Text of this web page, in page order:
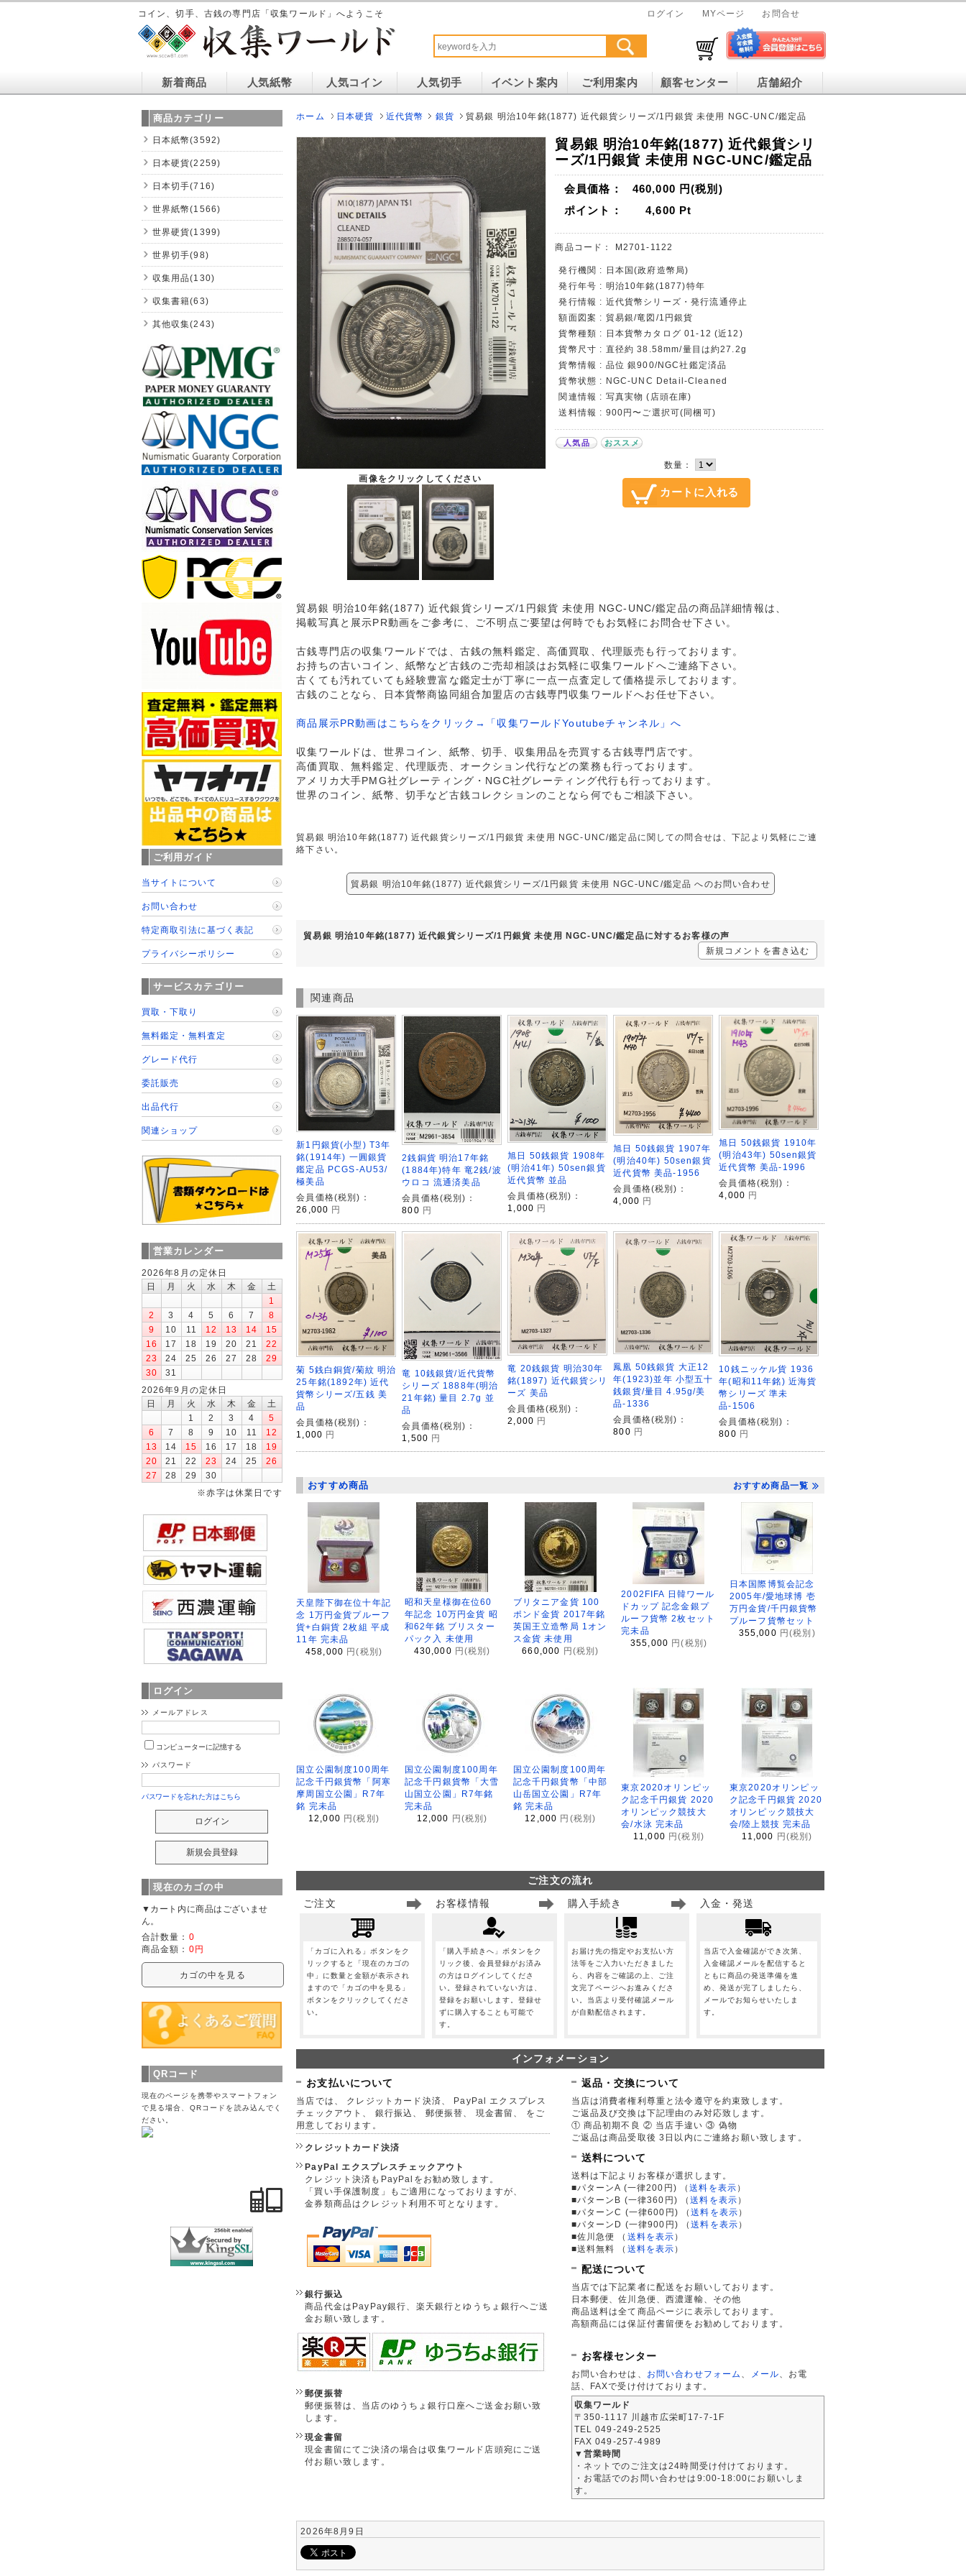
コイン、切手、古銭の専門店「収集ワールド」へようこそ ログイン MYページ お問合せ
新着商品 人気紙幣 人気コイン 人気切手 イベント案内 ご利用案内 顧客センター 店舗紹介
ホーム 日本硬貨 近代貨幣 銀貨 貿易銀 明治10年銘(1877) 近代銀貨シリーズ/1円銀貨 未使用 NGC-UNC/鑑定品
画像をクリックしてください
貿易銀 明治10年銘(1877) 近代銀貨シリ
ーズ/1円銀貨 未使用 NGC-UNC/鑑定品
会員価格： 460,000 円(税別)
ポイント：
4,600 Pt
商品コード： M2701-1122
発行機関 : 日本国(政府造幣局)
発行年号 : 明治10年銘(1877)特年
発行情報 : 近代貨幣シリーズ・発行流通停止
額面図案 : 貿易銀/竜図/1円銀貨
貨幣種類 : 日本貨幣カタログ 01-12 (近12)
貨幣尺寸 : 直径約 38.58mm/量目は約27.2g
貨幣情報 : 品位 銀900/NGC社鑑定済品
貨幣状態 : NGC-UNC Detail-Cleaned
関連情報 : 写真実物 (店頭在庫)
送料情報 : 900円〜ご選択可(同梱可)
人気品 おススメ
数量：
貿易銀 明治10年銘(1877) 近代銀貨シリーズ/1円銀貨 未使用 NGC-UNC/鑑定品の商品詳細情報は、
掲載写真と展示PR動画をご参考に、ご不明点ご要望は何時でもお気軽にお問合せ下さい。
古銭専門店の収集ワールドでは、古銭の無料鑑定、高価買取、代理販売も行っております。
お持ちの古いコイン、紙幣など古銭のご売却相談はお気軽に収集ワールドへご連絡下さい。
古くても汚れていても経験豊富な鑑定士が丁寧に一点一点査定して価格提示しております。
古銭のことなら、日本貨幣商協同組合加盟店の古銭専門収集ワールドへお任せ下さい。
商品展示PR動画はこちらをクリック→「収集ワールドYoutubeチャンネル」へ
収集ワールドは、世界コイン、紙幣、切手、収集用品を売買する古銭専門店です。
高価買取、無料鑑定、代理販売、オークション代行などの業務も行っております。
アメリカ大手PMG社グレーティング・NGC社グレーティング代行も行っております。
世界のコイン、紙幣、切手など古銭コレクションのことなら何でもご相談下さい。
貿易銀 明治10年銘(1877) 近代銀貨シリーズ/1円銀貨 未使用 NGC-UNC/鑑定品に関しての問合せは、下記より気軽にご連
絡下さい。
貿易銀 明治10年銘(1877) 近代銀貨シリーズ/1円銀貨 未使用 NGC-UNC/鑑定品 へのお問い合わせ
貿易銀 明治10年銘(1877) 近代銀貨シリーズ/1円銀貨 未使用 NGC-UNC/鑑定品に対するお客様の声
新規コメントを書き込む
関連商品
新1円銀貨(小型) T3年
銘(1914年) 一圓銀貨
鑑定品 PCGS-AU53/
極美品
会員価格(税別)：
26,000 円
2銭銅貨 明治17年銘
(1884年)特年 竜2銭/波
ウロコ 流通済美品
会員価格(税別)：
800 円
旭日 50銭銀貨 1908年
(明治41年) 50sen銀貨
近代貨幣 並品
会員価格(税別)：
1,000 円
旭日 50銭銀貨 1907年
(明治40年) 50sen銀貨
近代貨幣 美品-1956
会員価格(税別)：
4,000 円
旭日 50銭銀貨 1910年
(明治43年) 50sen銀貨
近代貨幣 美品-1996
会員価格(税別)：
4,000 円
菊 5銭白銅貨/菊紋 明治
25年銘(1892年) 近代
貨幣シリーズ/五銭 美
品
会員価格(税別)：
1,000 円
竜 10銭銀貨/近代貨幣
シリーズ 1888年(明治
21年銘) 量目 2.7g 並
品
会員価格(税別)：
1,500 円
竜 20銭銀貨 明治30年
銘(1897) 近代銀貨シリ
ーズ 美品
会員価格(税別)：
2,000 円
鳳凰 50銭銀貨 大正12
年(1923)並年 小型五十
銭銀貨/量目 4.95g/美
品-1336
会員価格(税別)：
800 円
10銭ニッケル貨 1936
年(昭和11年銘) 近海貨
幣シリーズ 準未
品-1506
会員価格(税別)：
800 円
おすすめ商品 おすすめ商品一覧
天皇陛下御在位十年記
念 1万円金貨プルーフ
貨+白銅貨 2枚組 平成
11年 完未品
458,000 円(税別)
昭和天皇様御在位60
年記念 10万円金貨 昭
和62年銘 ブリスター
パック入 未使用
430,000 円(税別)
ブリタニア金貨 100
ポンド金貨 2017年銘
英国王立造幣局 1オン
ス金貨 未使用
660,000 円(税別)
2002FIFA 日韓ワール
ドカップ 記念金銀プ
ルーフ貨幣 2枚セット
完未品
355,000 円(税別)
日本国際博覧会記念
2005年/愛地球博 壱
万円金貨/千円銀貨幣
プルーフ貨幣セット
355,000 円(税別)
国立公園制度100周年
記念千円銀貨幣「阿寒
摩周国立公園」R7年
銘 完未品
12,000 円(税別)
国立公園制度100周年
記念千円銀貨幣「大雪
山国立公園」R7年銘
完未品
12,000
円(税別)
国立公園制度100周年
記念千円銀貨幣「中部
山岳国立公園」R7年
銘 完未品
12,000 円(税別)
東京2020オリンピッ
ク記念千円銀貨 2020
オリンピック競技大
会/水泳 完未品
11,000 円(税別)
東京2020オリンピッ
ク記念千円銀貨 2020
オリンピック競技大
会/陸上競技 完未品
11,000
円(税別)
ご注文の流れ
ご注文
「カゴに入れる」ボタンをク
リックすると「現在のカゴの
中」に数量と金額が表示され
ますので「カゴの中を見る」
ボタンをクリックしてくださ
い。
お客様情報
「購入手続きへ」ボタンをク
リック後、会員登録がお済み
の方はログインしてくださ
い。登録されていない方は、
登録をお願いします。登録せ
ずに購入することも可能で
す。
購入手続き
お届け先の指定やお支払い方
法等をご入力いただきました
ら、内容をご確認の上、ご注
文完了ページへお進みくださ
い。当店より受付確認メール
が自動配信されます。
入金・発送
当店で入金確認ができ次第、
入金確認メールを配信すると
ともに商品の発送準備を進
め、発送が完了しましたら、
メールでお知らせいたしま
す。
インフォメーション
お支払いについて
当店では、 クレジットカード決済、 PayPal エクスプレス
チェックアウト、 銀行振込、 郵便振替、 現金書留、 をご
用意しております。
クレジットカード決済
PayPal エクスプレスチェックアウト
クレジット決済もPayPalをお勧め致します。
「買い手保護制度」もご適用になっておりますが、
金券類商品はクレジット利用不可となります。
銀行振込
商品代金はPayPay銀行、楽天銀行とゆうちょ銀行へご送
金お願い致します。
郵便振替
郵便振替は、当店のゆうちょ銀行口座へご送金お願い致
します。
現金書留
現金書留にてご決済の場合は収集ワールド店頭宛にご送
付お願い致します。
返品・交換について
当店は消費者権利尊重と法令遵守を約束致します。
ご返品及び交換は下記理由のみ対応致します。
① 商品初期不良 ② 当店手違い ③ 偽物
ご返品は商品受取後 3日以内にご連絡お願い致します。
送料について
送料は下記よりお客様が選択します。
■パターンA (一律200円)
（送料を表示 ）
■パターンB (一律360円)
（送料を表示 ）
■パターンC (一律600円)
（送料を表示 ）
■パターンD (一律900円)
（送料を表示 ）
■佐川急便
（ 送料を表示 ）
■送料無料
（ 送料を表示 ）
配送について
当店では下記業者に配送をお願いしております。
日本郵便、佐川急便、西濃運輸、その他
商品送料は全て商品ページに表示しております。
高額商品には保証付書留便をお勧めしております。
お客様センター
お問い合わせは、 お問い合わせフォーム メール 、お電
話、FAXで受け付けております。
収集ワールド
〒350-1117 川越市広栄町17-7-1F
TEL 049-249-2525
FAX 049-257-4989
▼営業時間
・ネットでのご注文は24時間受け付けております。
・お電話でのお問い合わせは9:00-18:00にお願いしま
す。
2026年8月9日
商品カテゴリー
日本紙幣(3592)
日本硬貨(2259)
日本切手(716)
世界紙幣(1566)
世界硬貨(1399)
世界切手(98)
収集用品(130)
収集書籍(63)
其他収集(243)
ご利用ガイド
当サイトについて
お問い合わせ
特定商取引法に基づく表記
プライバシーポリシー
サービスカテゴリー
買取・下取り
無料鑑定・無料査定
グレード代行
委託販売
出品代行
関連ショップ
営業カレンダー
2026年8月の定休日
日
月 火 水 木 金
土
1
2
3 4 5 6 7
8
9
10 11 12 13 14
15
16
17 18 19 20 21
22
23
24 25 26 27 28
29
30
31
2026年9月の定休日
日
月 火 水 木 金
土
1
2 3 4
5
6
7 8 9 10 11
12
13
14 15 16 17 18
19
20
21 22 23 24 25
26
27
28 29
30
※赤字は休業日です
ログイン
メールアドレス
コンピューターに記憶する
パスワード
パスワードを忘れた方はこちら
現在のカゴの中
▼カート内に商品はございませ
ん。
合計数量： 0
商品金額： 0円
カゴの中を見る
QRコード
現在のページを携帯やスマートフォン
で見る場合、QRコードを読み込んでく
ださい。